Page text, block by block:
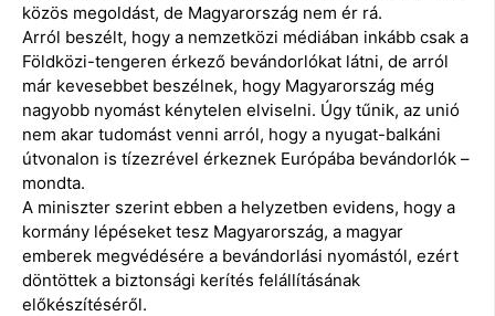
közös megoldást, de Magyarország nem ér rá.
Arról beszélt, hogy a nemzetközi médiában inkább csak a
Földközi-tengeren érkező bevándorlókat látni, de arról
már kevesebbet beszélnek, hogy Magyarország még
nagyobb nyomást kénytelen elviselni. Úgy tűnik, az unió
nem akar tudomást venni arról, hogy a nyugat-balkáni
útvonalon is tízezrével érkeznek Európába bevándorlók –
mondta.
A miniszter szerint ebben a helyzetben evidens, hogy a
kormány lépéseket tesz Magyarország, a magyar
emberek megvédésére a bevándorlási nyomástól, ezért
döntöttek a biztonsági kerítés felállításának
előkészítéséről.